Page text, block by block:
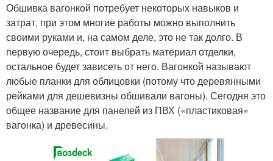
Обшивка вагонкой потребует некоторых навыков и
затрат, при этом многие работы можно выполнить
своими руками и, на самом деле, это не так долго. В
первую очередь, стоит выбрать материал отделки,
остальное будет зависеть от него. Вагонкой называют
любые планки для облицовки (потому что деревянными
рейками для дешевизны обшивали вагоны). Сегодня это
общее название для панелей из ПВХ («пластиковая»
вагонка) и древесины.